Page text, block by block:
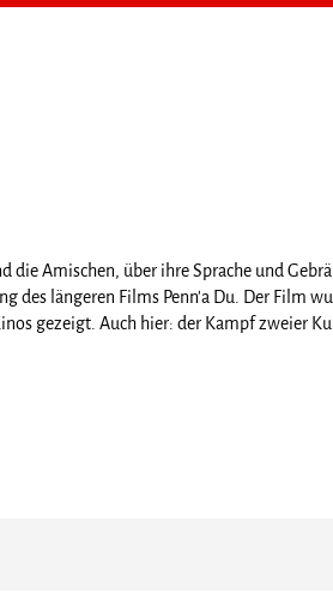
Amischen, über ihre Sprache und
des längeren Films Penn'a Du. Der Film
gezeigt. Auch hier: der Kampf zweier